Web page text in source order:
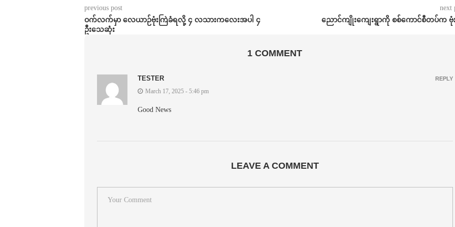
previous post
ဝက်လက်မှာ လေယာဉ်ဗုံးကြဲခံရလို့ ၄ လသားကလေးအပါ ၄
ဦးသေဆုံး
next
ညောင်ကျိုးကျေးရွာကို စစ်ကောင်စီတပ်က ဗုံ
1 COMMENT
TESTER
March 17, 2025 - 5:46 pm
Good News
REPLY
LEAVE A COMMENT